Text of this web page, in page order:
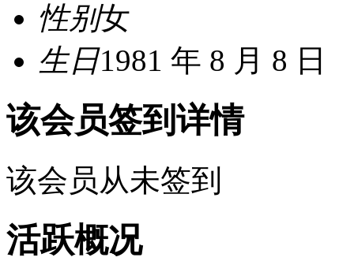
性别女
生日1981 年 8 月 8 日
该会员签到详情
该会员从未签到
活跃概况